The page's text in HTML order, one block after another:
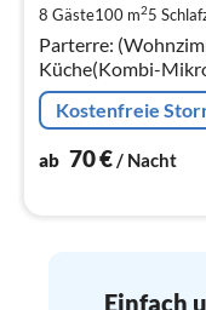
8 Gäste100 m25
Parterre:
Küche(Kombi-
Kostenfreie
ab 70€/ Nacht
Einfach